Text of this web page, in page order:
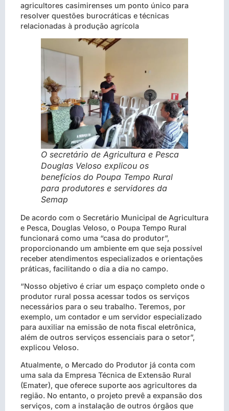
agricultores casimirenses um ponto único para
resolver questões burocráticas e técnicas
relacionadas à produção agrícola
O secretário de Agricultura e Pesca
Douglas Veloso explicou os
benefícios do Poupa Tempo Rural
para produtores e servidores da
Semap
De acordo com o Secretário Municipal de Agricultura
e Pesca, Douglas Veloso, o Poupa Tempo Rural
funcionará como uma “casa do produtor”,
proporcionando um ambiente em que seja possível
receber atendimentos especializados e orientações
práticas, facilitando o dia a dia no campo.
“Nosso objetivo é criar um espaço completo onde o
produtor rural possa acessar todos os serviços
necessários para o seu trabalho. Teremos, por
exemplo, um contador e um servidor especializado
para auxiliar na emissão de nota fiscal eletrônica,
além de outros serviços essenciais para o setor”,
explicou Veloso.
Atualmente, o Mercado do Produtor já conta com
uma sala da Empresa Técnica de Extensão Rural
(Emater), que oferece suporte aos agricultores da
região. No entanto, o projeto prevê a expansão dos
serviços, com a instalação de outros órgãos que